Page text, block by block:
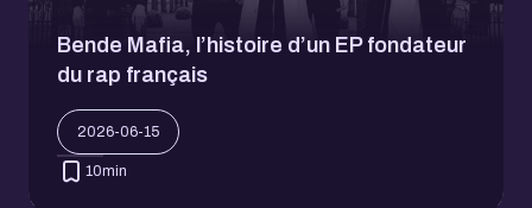
Bende Mafia, l’histoire d’un EP fondateur
du rap français
2026-06-15
10min